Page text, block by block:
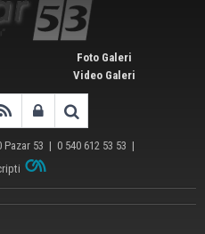
Foto Galeri
Video Galeri
Pazar 53 | 0 540 612 53 53 |